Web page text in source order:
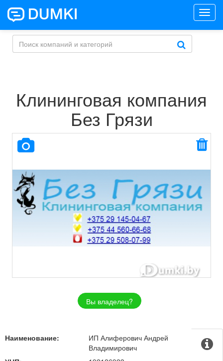
Клининговая компания
Без Грязи
Вы владелец?
Наименование:
ИП Алиферович Андрей
Владимирович